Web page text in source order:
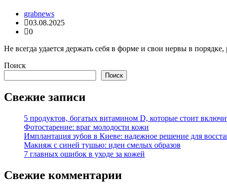
grabnews
03.08.2025
0
Не всегда удается держать себя в форме и свои нервы в
Поиск
Поиск
Свежие записи
5 продуктов, богатых витамином D, которые стоит
Фотостарение: враг молодости кожи
Имплантация зубов в Киеве: надежное решение для
Макияж с синей тушью: идеи смелых образов
7 главных ошибок в уходе за кожей
Свежие комментарии